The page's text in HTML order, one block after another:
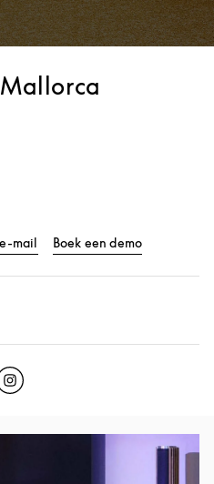
New Tab
mail Boek een demo
to open Instagram
Link Opens in New Tab